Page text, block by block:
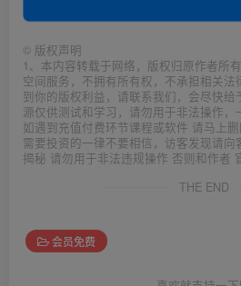
© 版权声明
1、本内容转载于网络，版权归原作者所
空间服务，不拥有所有权，不承担相关
到你的版权利益，请联系我们，会尽快给
源仅供测试和学习，请勿用于非法操作，
如遇到充值付费环节课程或软件 请马上
需要投资的一律不要相信，访客发现请
揭秘 请勿用于非法违规操作 否则和作者
THE END
会员免费